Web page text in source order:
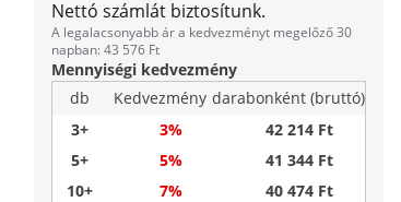
Nettó számlát biztosítunk.
A legalacsonyabb ár a kedvezményt megelőző 30
napban: 43 576 Ft
Mennyiségi kedvezmény
db
Kedvezmény darabonként (bruttó)
3+
3%
42 214 Ft
5+
5%
41 344 Ft
10+
7% 40 474 Ft